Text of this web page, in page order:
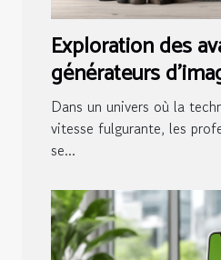
Exploration des
générateurs
professionnels
Dans un univers où la
vitesse fulgurante, les
se...